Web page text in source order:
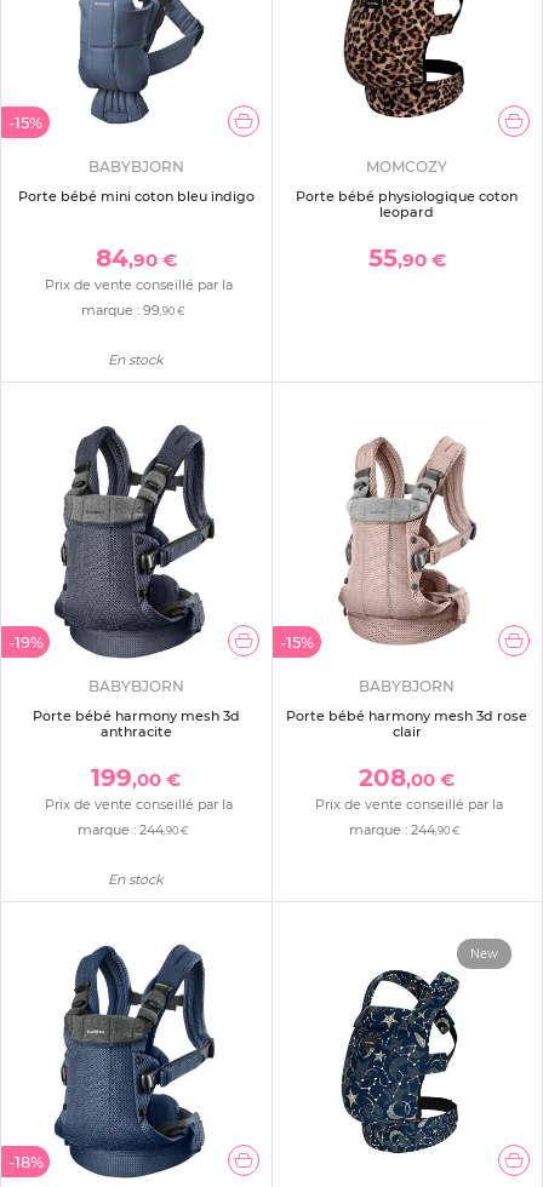
-15%
BABYBJORN
Porte bébé mini coton bleu indigo
84,90 €
Prix de vente conseillé par la
marque :99 ,90 €
En stock
MOMCOZY
Porte bébé physiologique coton
leopard
55,90 €
-19%
BABYBJORN
Porte bébé harmony mesh 3d
anthracite
199,00 €
Prix de vente conseillé par la
marque :244 ,90 €
En stock
-15%
BABYBJORN
Porte bébé harmony mesh 3d rose
clair
208,00 €
Prix de vente conseillé par la
marque : 244,90 €
-18%
New